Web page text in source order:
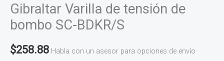
Gibraltar Varilla de tensión de
bombo SC-BDKR/S
$258.88 Habla con un asesor para opciones de envío